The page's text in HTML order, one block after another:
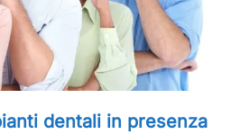
dentali in presenza